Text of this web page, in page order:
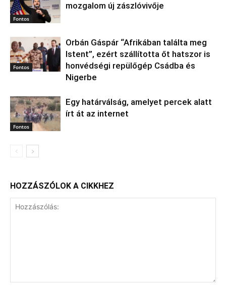
Fontos
mozgalom új zászlóvivője
Fontos
Orbán Gáspár “Afrikában találta meg
Istent”, ezért szállította őt hatszor is
honvédségi repülőgép Csádba és
Nigerbe
Fontos
Egy határválság, amelyet percek alatt
írt át az internet
HOZZÁSZÓLOK A CIKKHEZ